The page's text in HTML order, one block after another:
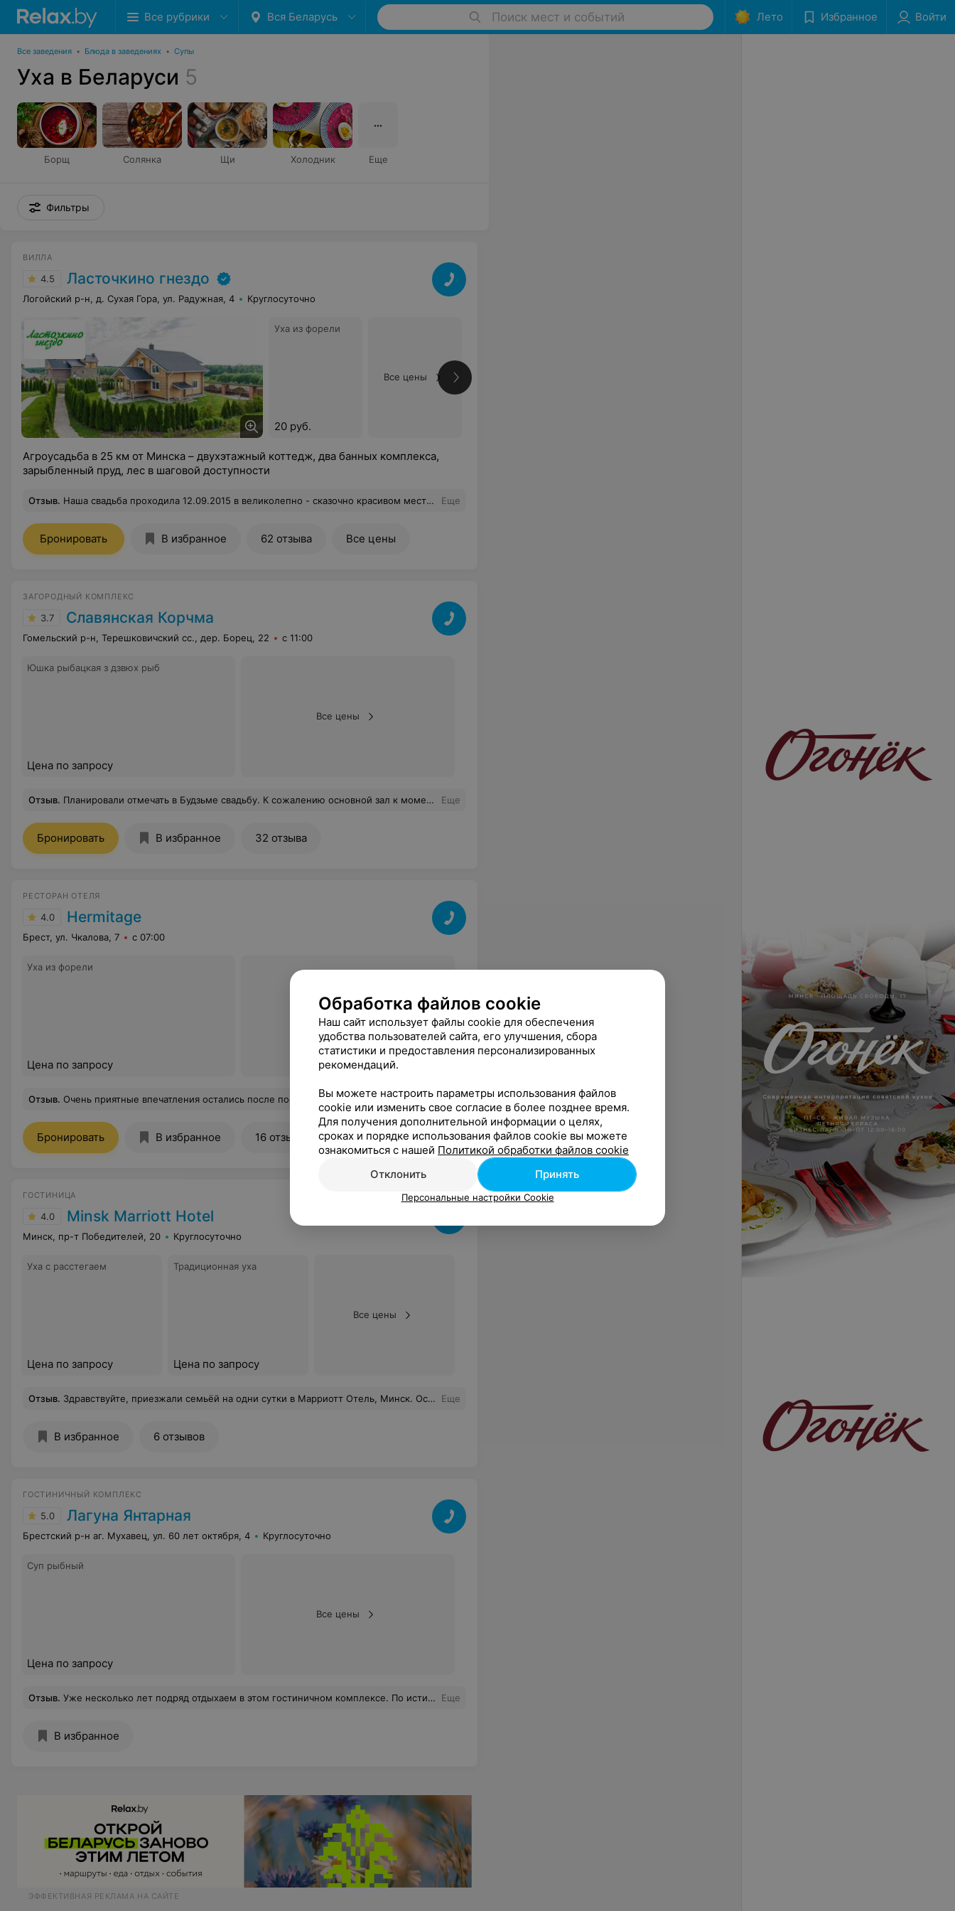
Все рубрики Вся Беларусь Поиск мест и событий Лето Избранное Войти
Все заведения • Блюда в заведениях • Супы
Уха в Беларуси 5
Борщ Солянка Щи Холодник Еще
Фильтры
ВИЛЛА
4.5 Ласточкино гнездо
Логойский р-н, д. Сухая Гора, ул. Радужная, 4 Круглосуточно
Уха из форели
20 руб.
Все цены
Агроусадьба в 25 км от Минска – двухэтажный коттедж, два банных комплекса,
зарыбленный пруд, лес в шаговой доступности
Отзыв. Наша свадьба проходила 12.09.2015 в великолепно - сказочно красивом месте - на усадьбе "Ласточкино гнездо". Хочется выразить огромную благодарность хозяйке усадьбы Ларисе - замечательная женщина, которая помогла решать все возникавшие вопросы и определится с меню. Оно к слову радует своим разнообразием, которое придется всем по вкусу. В особенности все гости без исключения были довольны супом «уха из форели» (рыба, которая в свою очередь обитает в пруду на территории усадьбы), который подавался на утро вместе с не менее великолепными блинчиками. По финансовым вопросам, ни каких подводных камней не было, всё согласно договору. В общем, ребята, кто собирается праздновать мероприятие все айда на усадьбу "Ласточкино гнездо ". И еда там вкусная и люди замечательные! Еще
Бронировать В избранное 62 отзыва Все цены
ЗАГОРОДНЫЙ КОМПЛЕКС
3.7 Славянская Корчма
Гомельский р-н, Терешковичский сс., дер. Борец, 22 с 11:00
Юшка рыбацкая з дзвюх рыб
Цена по запросу
Все цены
Отзыв. Планировали отмечать в Будзьме свадьбу. К сожалению основной зал к моменту нашего звонка был уже занят. Спустя неделю нам позвонил администратор Будзьмы и предложил конференц зал, который откроется в июле. Мы согласились и договорились, что приедем его посмотреть через 2 недели (так как проживаем в Минске). Какого же было наше удивление когда мы приехали и узнали, что данный зал забронирован и уже внесена предоплата. В результате Будзьма принесла только испорченное настроение и потерю времени, которое мы могли потратить на поиски другого места проведения торжества.Сложилось впечатление, что администраторы не в курсе работы друг друга. Еще
Бронировать В избранное 32 отзыва
РЕСТОРАН ОТЕЛЯ
4.0 Hermitage
Брест, ул. Чкалова, 7 с 07:00
Уха из форели
Цена по запросу
Все цены
Отзыв. Очень приятные впечатления остались после посещения Летней террасы. Это действительно самое красивое место в Бресте, где можно расслабиться и почувствовать себя как на курорте))) Хорошая кухня, особенно нам понравились все блюда на гриле, которые для нас приготовил шеф-повар ресторана прямо в нашем присутствии( мы специально смотрели через стекло ресторана все нюансы приготовления. мяса..). Будем советовать всем!!! СПАСИБО!!! Еще
Бронировать В избранное 16 отзывов
ГОСТИНИЦА
4.0 Minsk Marriott Hotel
Минск, пр-т Победителей, 20 Круглосуточно
Уха с расстегаем
Цена по запросу
Традиционная уха
Цена по запросу
Все цены
Отзыв. Здравствуйте, приезжали семьёй на одни сутки в Марриотт Отель, Минск. Остались в полном восторге от увиденного. Начиная от сервиса, комфорта, гостеприимного персонала и шикарного вида из окна номера. Островок природы среди множественных зданий. До посещения этого отеля были во многих других. Могу с уверенностью заявить, что Марриотт для нашей семьи остался лучшим во всем!! Завтрак великолепен, номера супер, персонал очень вежливый и обходительный, мы чувствовали себя там желанными гостями ( вечером тарелка фруктов была в номере сюрпризом для нас). Спасибо за приятные эмоции и незабываемое впечатление от отеля!!! Еще
В избранное 6 отзывов
ГОСТИНИЧНЫЙ КОМПЛЕКС
5.0 Лагуна Янтарная
Брестский р-н аг. Мухавец, ул. 60 лет октября, 4 Круглосуточно
Суп рыбный
Цена по запросу
Все цены
Отзыв. Уже несколько лет подряд отдыхаем в этом гостиничном комплексе. По истине королевский интерьер, везде чувствуется душа. Очень уютные и чистые номера. Сервировка столов всегда выполнена со вкусом. Хочется отметить вкусную кухню и хорошее обслуживание. Всё своевременно. Отличный музыкальный коллектив, исполняет зарубежные песни. Очень красивая территория. Можно устроить фотосессию. В наличии детская комната! Дети всегда заняты игрой. Еще
В избранное
ЭФФЕКТИВНАЯ РЕКЛАМА НА САЙТЕ
Обработка файлов cookie
Наш сайт использует файлы cookie для обеспечения
удобства пользователей сайта, его улучшения, сбора
статистики и предоставления персонализированных
рекомендаций.
Вы можете настроить параметры использования файлов
cookie или изменить свое согласие в более позднее время.
Для получения дополнительной информации о целях,
сроках и порядке использования файлов cookie вы можете
ознакомиться с нашей Политикой обработки файлов cookie
Отклонить
Принять
Персональные настройки Cookie